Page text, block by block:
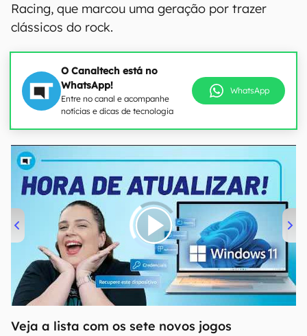
Racing, que marcou uma geração por trazer
clássicos do rock.
O Canaltech está no
WhatsApp!
Entre no canal e acompanhe
notícias e dicas de tecnologia
WhatsApp
00:00 04:52
Veja a lista com os sete novos jogos